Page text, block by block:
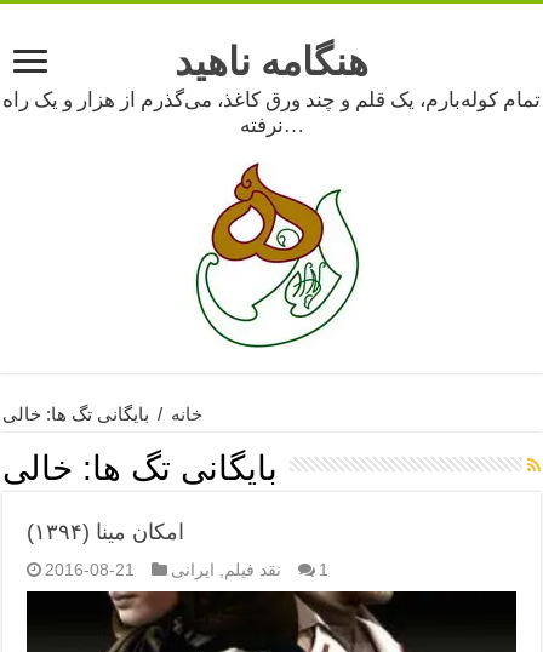
هنگامه ناهید
تمام کوله‌بارم، یک قلم و چند ورق کاغذ، می‌گذرم از هزار و یک راه
نرفته…
خانه / بایگانی تگ ها: خالی
بایگانی تگ ها: خالی
امکان مینا (۱۳۹۴)
2016-08-21 نقد فیلم ایرانی 1